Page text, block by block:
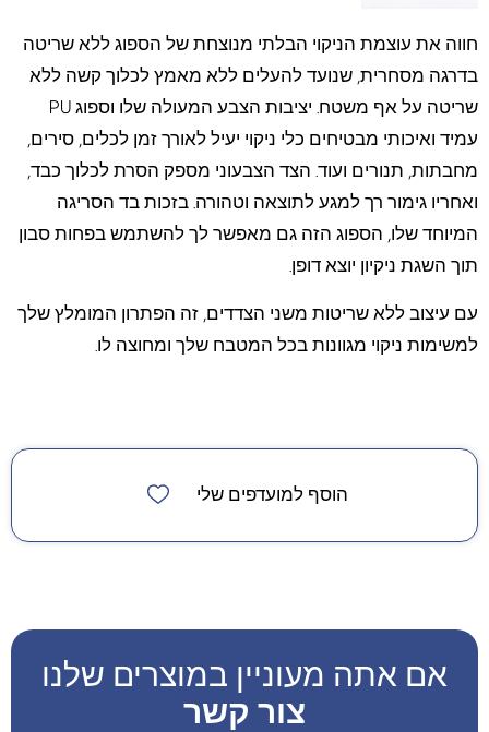
חווה את עוצמת הניקוי הבלתי מנוצחת של הספוג ללא שריטה
בדרגה מסחרית, שנועד להעלים ללא מאמץ לכלוך קשה ללא
שריטה על אף משטח. יציבות הצבע המעולה שלו וספוג PU
עמיד ואיכותי מבטיחים כלי ניקוי יעיל לאורך זמן לכלים, סירים,
מחבתות, תנורים ועוד. הצד הצבעוני מספק הסרת לכלוך כבד,
ואחריו גימור רך למגע לתוצאה וטהורה. בזכות בד הסריגה
המיוחד שלו, הספוג הזה גם מאפשר לך להשתמש בפחות סבון
תוך השגת ניקיון יוצא דופן.
עם עיצוב ללא שריטות משני הצדדים, זה הפתרון המומלץ שלך
למשימות ניקוי מגוונות בכל המטבח שלך ומחוצה לו.
הוסף למועדפים שלי
אם אתה מעוניין במוצרים שלנו
צור קשר